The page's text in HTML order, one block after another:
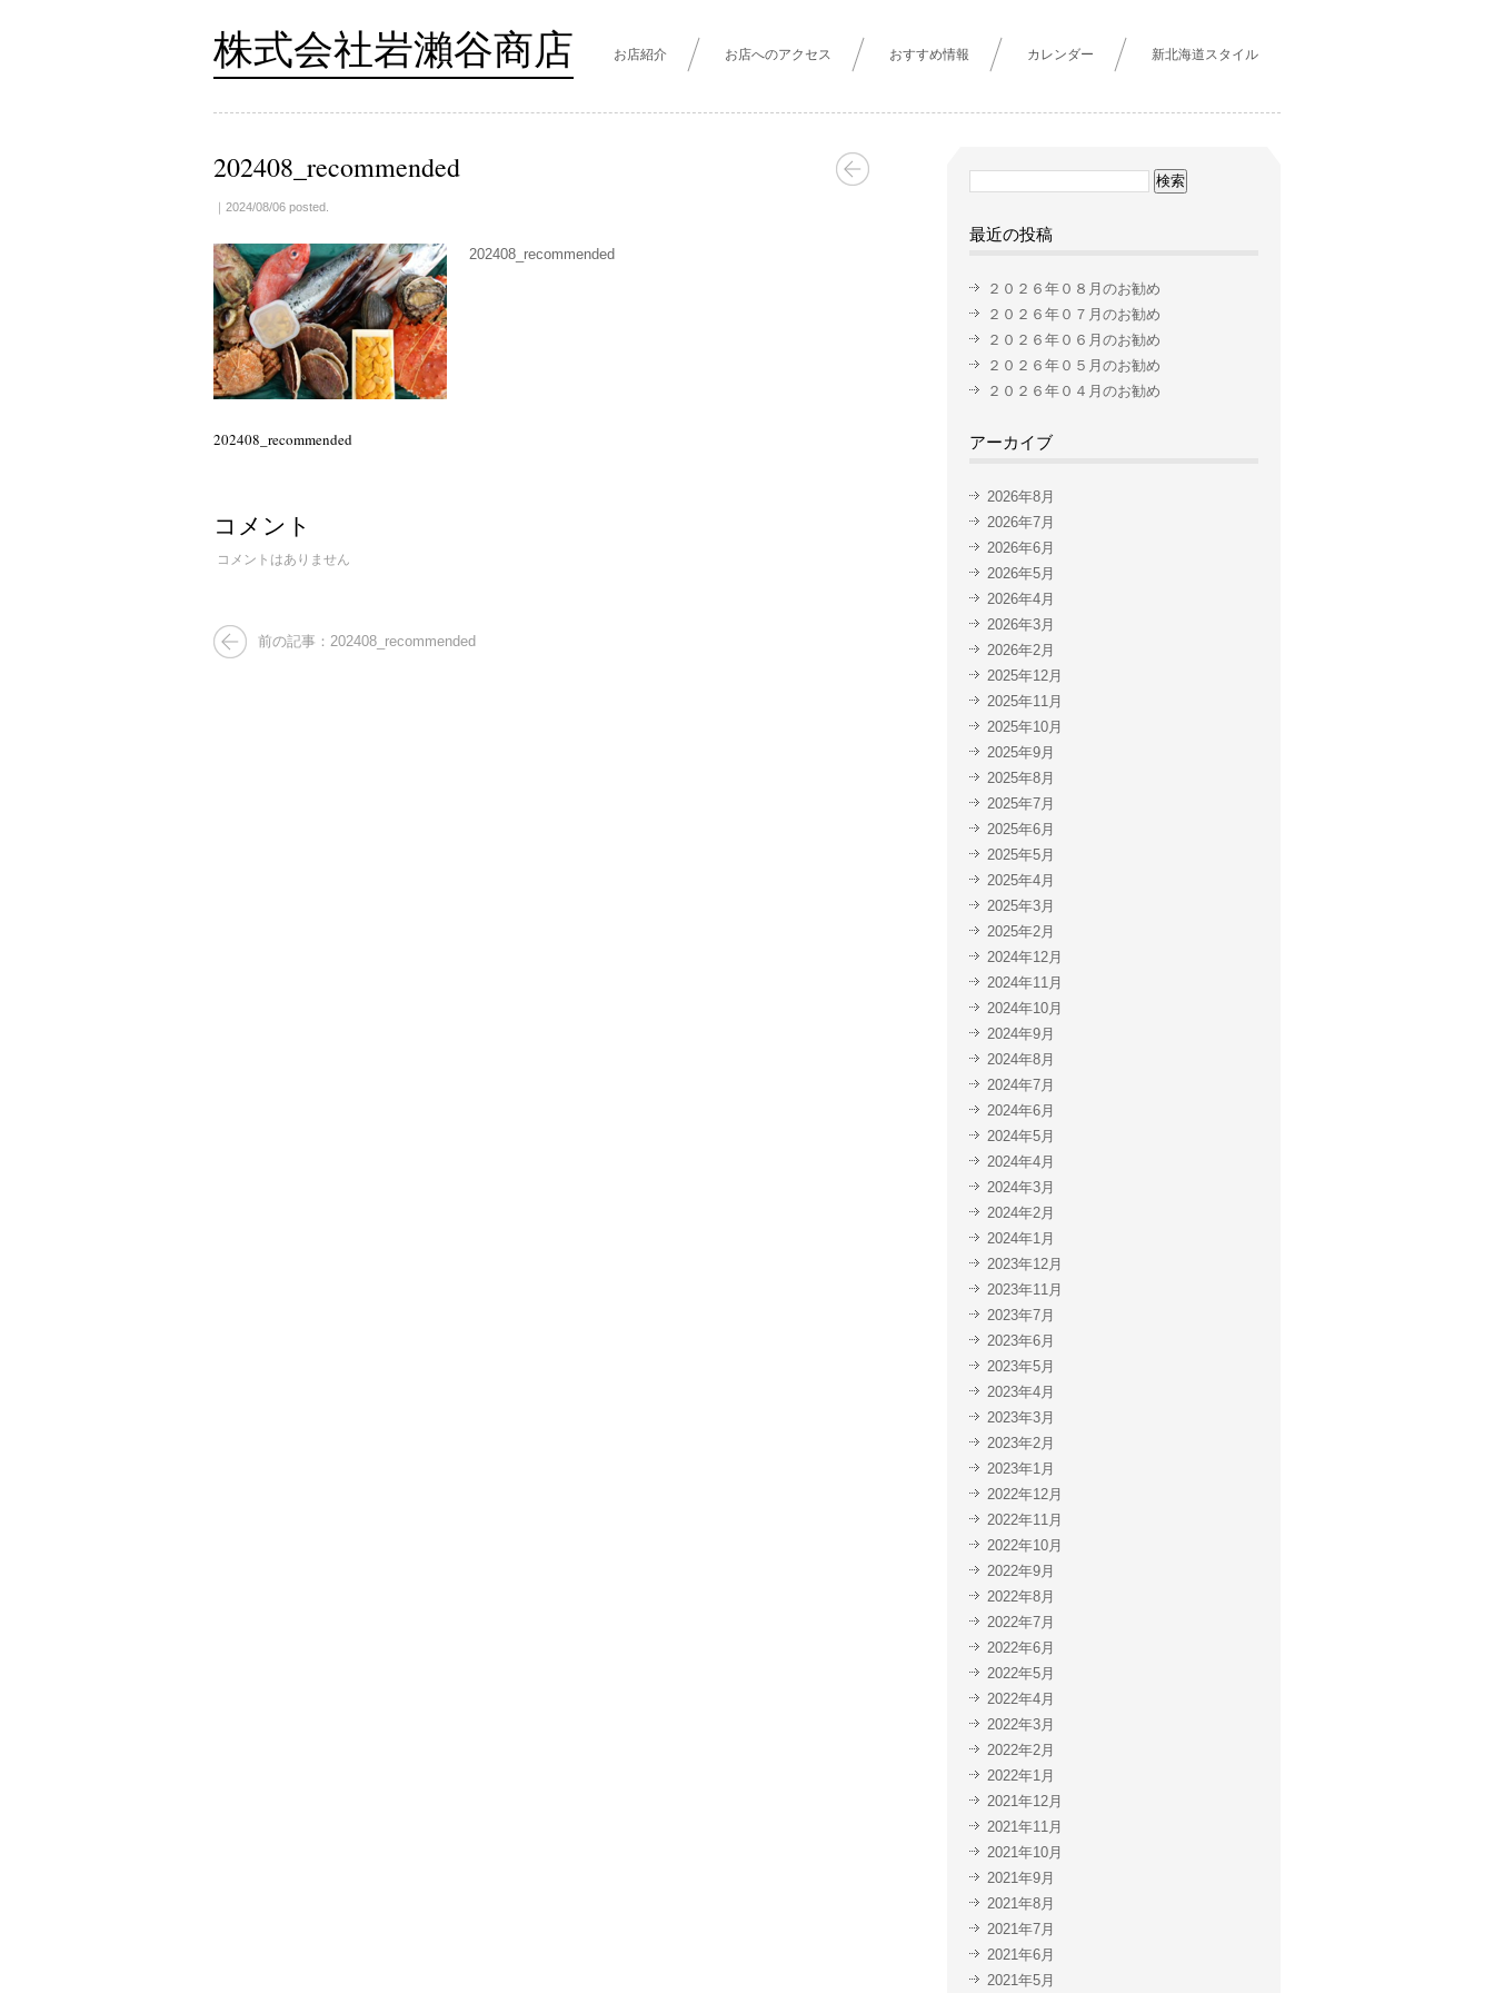
株式会社岩瀨谷商店 お店紹介 お店へのアクセス おすすめ情報 カレンダー 新北海道スタイル
202408_recommended
｜2024/08/06 posted.
202408_recommended
202408_recommended
コメント
コメントはありません
前の記事：202408_recommended
最近の投稿
２０２６年０８月のお勧め
２０２６年０７月のお勧め
２０２６年０６月のお勧め
２０２６年０５月のお勧め
２０２６年０４月のお勧め
アーカイブ
2026年8月
2026年7月
2026年6月
2026年5月
2026年4月
2026年3月
2026年2月
2025年12月
2025年11月
2025年10月
2025年9月
2025年8月
2025年7月
2025年6月
2025年5月
2025年4月
2025年3月
2025年2月
2024年12月
2024年11月
2024年10月
2024年9月
2024年8月
2024年7月
2024年6月
2024年5月
2024年4月
2024年3月
2024年2月
2024年1月
2023年12月
2023年11月
2023年7月
2023年6月
2023年5月
2023年4月
2023年3月
2023年2月
2023年1月
2022年12月
2022年11月
2022年10月
2022年9月
2022年8月
2022年7月
2022年6月
2022年5月
2022年4月
2022年3月
2022年2月
2022年1月
2021年12月
2021年11月
2021年10月
2021年9月
2021年8月
2021年7月
2021年6月
2021年5月